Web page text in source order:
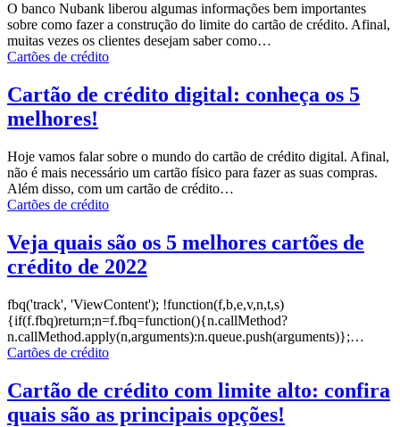
O banco Nubank liberou algumas informações bem importantes
sobre como fazer a construção do limite do cartão de crédito. Afinal,
muitas vezes os clientes desejam saber como…
Cartões de crédito
Cartão de crédito digital: conheça os 5
melhores!
Hoje vamos falar sobre o mundo do cartão de crédito digital. Afinal,
não é mais necessário um cartão físico para fazer as suas compras.
Além disso, com um cartão de crédito…
Cartões de crédito
Veja quais são os 5 melhores cartões de
crédito de 2022
fbq('track', 'ViewContent'); !function(f,b,e,v,n,t,s)
{if(f.fbq)return;n=f.fbq=function(){n.callMethod?
n.callMethod.apply(n,arguments):n.queue.push(arguments)};…
Cartões de crédito
Cartão de crédito com limite alto: confira
quais são as principais opções!